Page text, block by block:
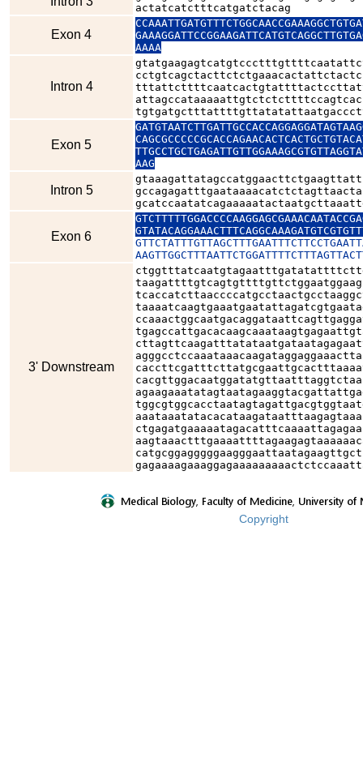
actatcatctttcatgatctacag
Exon 4
AAAA
Intron 4
Exon 5
AAG
Intron 5
Exon 6
3' Downstream
Copyright